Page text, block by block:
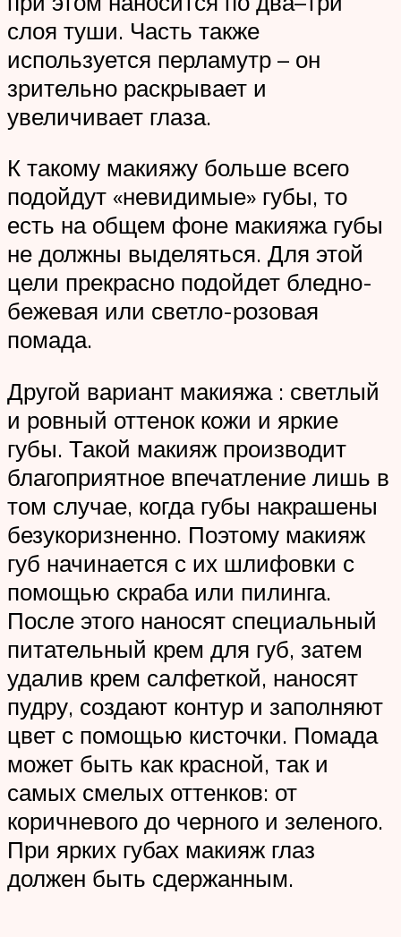
слоя туши. Часть также
используется перламутр – он
зрительно раскрывает и
увеличивает глаза.
К такому макияжу больше всего
подойдут «невидимые» губы, то
есть на общем фоне макияжа губы
не должны выделяться. Для этой
цели прекрасно подойдет бледно-
бежевая или светло-розовая
помада.
Другой вариант макияжа : светлый
и ровный оттенок кожи и яркие
губы. Такой макияж производит
благоприятное впечатление лишь в
том случае, когда губы накрашены
безукоризненно. Поэтому макияж
губ начинается с их шлифовки с
помощью скраба или пилинга.
После этого наносят специальный
питательный крем для губ, затем
удалив крем салфеткой, наносят
пудру, создают контур и заполняют
цвет с помощью кисточки. Помада
может быть как красной, так и
самых смелых оттенков: от
коричневого до черного и зеленого.
При ярких губах макияж глаз
должен быть сдержанным.